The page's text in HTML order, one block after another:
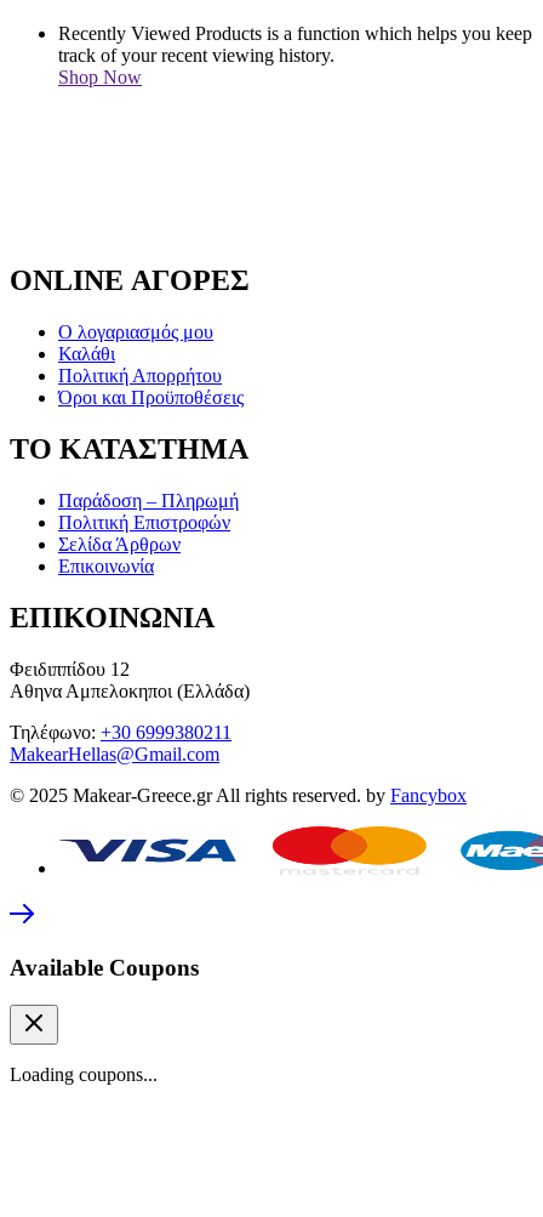
Recently Viewed Products is a function which helps you keep
track of your recent viewing history.
Shop Now
ONLINE ΑΓΟΡΕΣ
Ο λογαριασμός μου
Καλάθι
Πολιτική Απορρήτου
Όροι και Προϋποθέσεις
ΤΟ ΚΑΤΑΣΤΗΜΑ
Παράδοση – Πληρωμή
Πολιτική Επιστροφών
Σελίδα Άρθρων
Επικοινωνία
ΕΠΙΚΟΙΝΩΝΙΑ
Φειδιππίδου 12
Αθηνα Αμπελοκηποι (Ελλάδα)
Τηλέφωνο: +30 6999380211
MakearHellas@Gmail.com
© 2025 Makear-Greece.gr All rights reserved. by Fancybox
Available Coupons
Loading coupons...